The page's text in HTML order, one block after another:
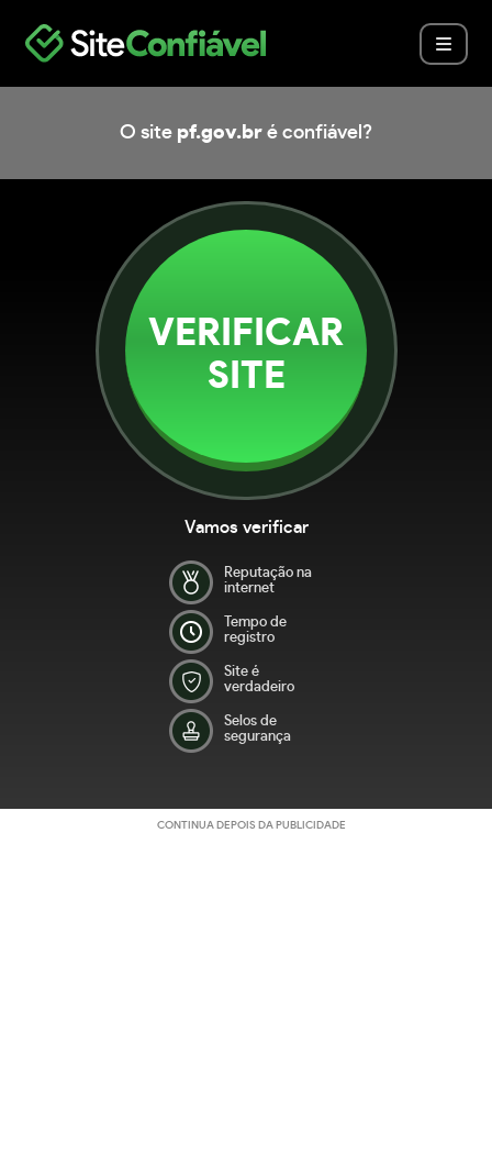
O site pf.gov.br é confiável?
VERIFICAR
SITE
Vamos verificar
Reputação na
internet
Tempo de
registro
Site é
verdadeiro
Selos de
segurança
CONTINUA DEPOIS DA PUBLICIDADE